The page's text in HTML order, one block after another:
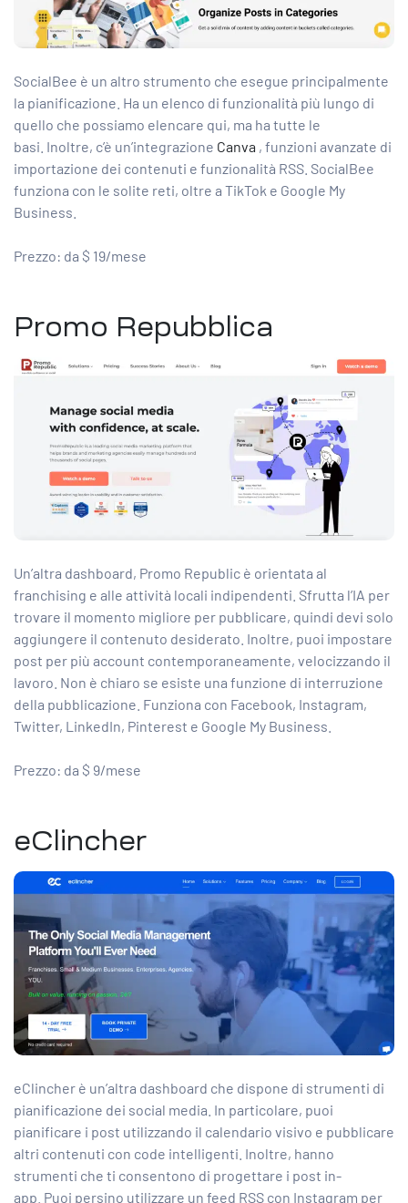
SocialBee è un altro strumento che esegue principalmente
la pianificazione. Ha un elenco di funzionalità più lungo di
quello che possiamo elencare qui, ma ha tutte le
basi. Inoltre, c’è un’integrazione Canva , funzioni avanzate di
importazione dei contenuti e funzionalità RSS. SocialBee
funziona con le solite reti, oltre a TikTok e Google My
Business.
Prezzo: da $ 19/mese
Promo Repubblica
Un’altra dashboard, Promo Republic è orientata al
franchising e alle attività locali indipendenti. Sfrutta l’IA per
trovare il momento migliore per pubblicare, quindi devi solo
aggiungere il contenuto desiderato. Inoltre, puoi impostare
post per più account contemporaneamente, velocizzando il
lavoro. Non è chiaro se esiste una funzione di interruzione
della pubblicazione. Funziona con Facebook, Instagram,
Twitter, LinkedIn, Pinterest e Google My Business.
Prezzo: da $ 9/mese
eClincher
eClincher è un’altra dashboard che dispone di strumenti di
pianificazione dei social media. In particolare, puoi
pianificare i post utilizzando il calendario visivo e pubblicare
altri contenuti con code intelligenti. Inoltre, hanno
strumenti che ti consentono di progettare i post in-
app. Puoi persino utilizzare un feed RSS con Instagram per